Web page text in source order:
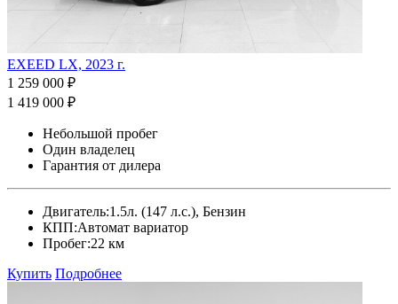
EXEED LX, 2023 г.
1 259 000 ₽
1 419 000 ₽
Небольшой пробег
Один владелец
Гарантия от дилера
Двигатель:1.5л. (147 л.с.), Бензин
КПП:Автомат вариатор
Пробег:22 км
Купить Подробнее